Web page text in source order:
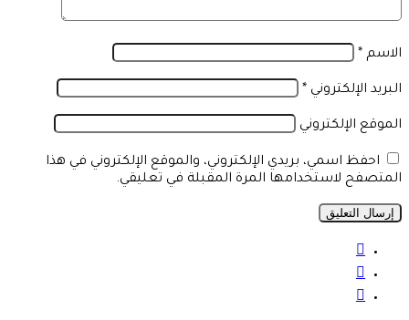
الاسم *
البريد الإلكتروني *
الموقع الإلكتروني
احفظ اسمي، بريدي الإلكتروني، والموقع الإلكتروني في هذا
المتصفح لاستخدامها المرة المقبلة في تعليقي.